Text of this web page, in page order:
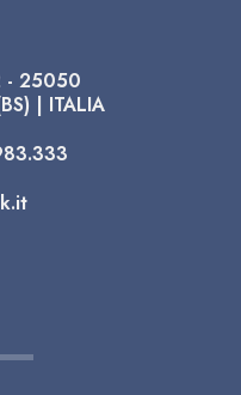
- 25050
| ITALIA